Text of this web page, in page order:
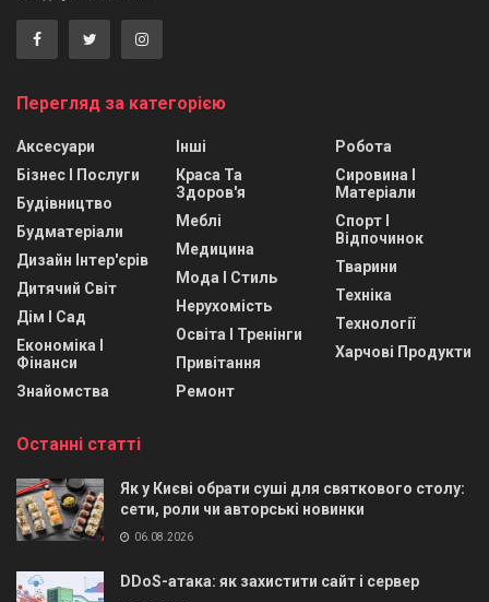
Перегляд за категорією
Аксесуари
Бізнес І Послуги
Будівництво
Будматеріали
Дизайн Інтер'єрів
Дитячий Світ
Дім І Сад
Економіка І
Фінанси
Знайомства
Інші
Краса Та
Здоров'я
Меблі
Медицина
Мода І Стиль
Нерухомість
Освіта І Тренінги
Привітання
Ремонт
Робота
Сировина І
Матеріали
Спорт І
Відпочинок
Тварини
Техніка
Технології
Харчові Продукти
Останні статті
Як у Києві обрати суші для святкового столу:
сети, роли чи авторські новинки
06.08.2026
DDoS-атака: як захистити сайт і сервер